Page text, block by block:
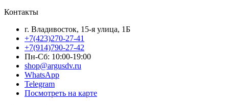
Контакты
г. Владивосток, 15-я улица, 1Б
+7(423)270-27-41
+7(914)790-27-42
Пн-Сб: 10:00-19:00
shop@argusdv.ru
WhatsApp
Telegram
Посмотреть на карте